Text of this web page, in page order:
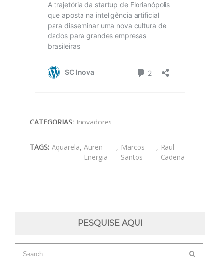
CATEGORIAS: Inovadores
TAGS: Aquarela, Auren
Energia
, Marcos
Santos
, Raul
Cadena
PESQUISE AQUI